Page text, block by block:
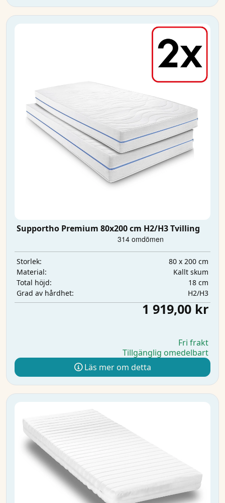
Supportho Premium 80x200 cm H2/H3 Tvilling
Storlek:
80 x 200 cm
Material:
Kallt skum
Total höjd:
18 cm
Grad av hårdhet:
H2/H3
1 919,00 kr
Fri frakt
Tillgänglig omedelbart
Läs mer om detta